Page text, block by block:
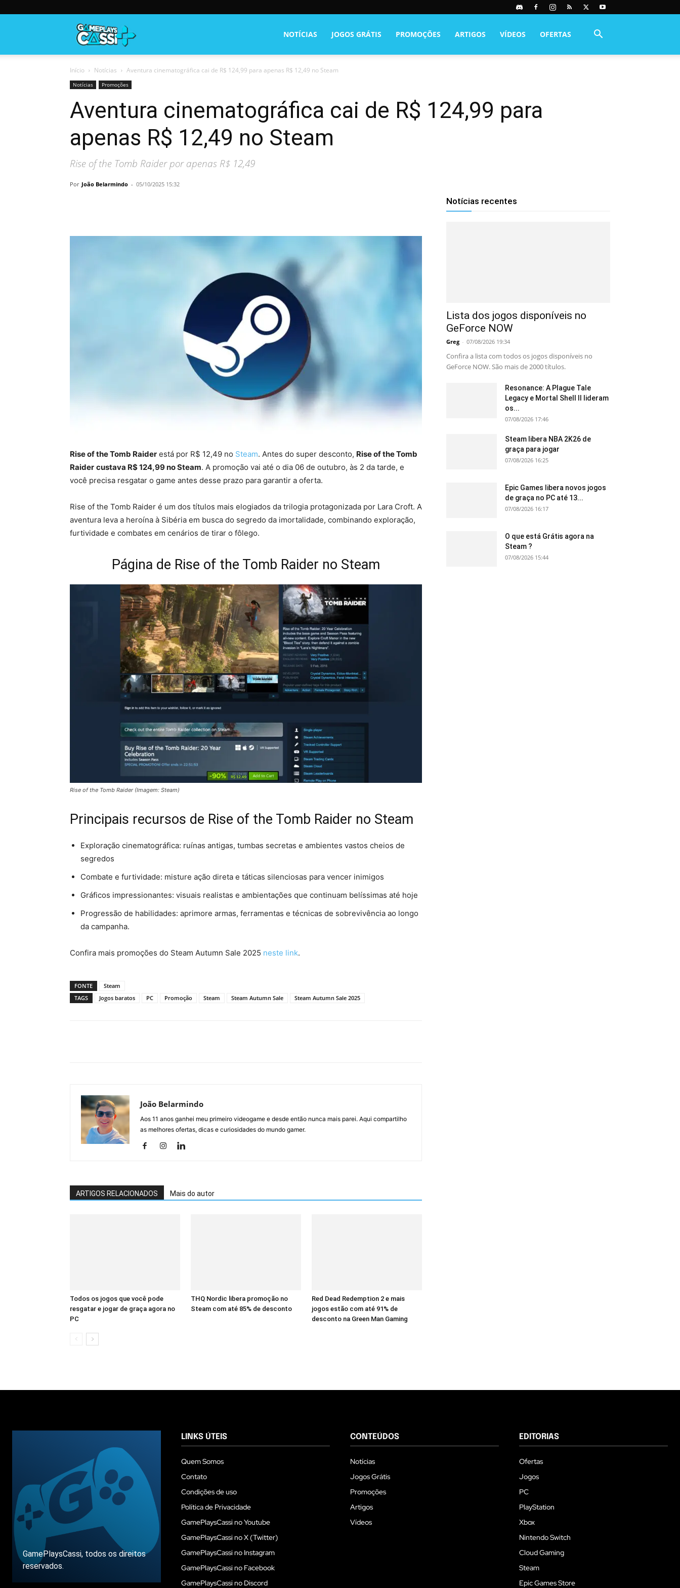
NOTÍCIAS JOGOS GRÁTIS PROMOÇÕES ARTIGOS VÍDEOS OFERTAS
Início Notícias Aventura cinematográfica cai de R$ 124,99 para apenas R$ 12,49 no Steam
Notícias Promoções
Aventura cinematográfica cai de R$ 124,99 para
apenas R$ 12,49 no Steam
Rise of the Tomb Raider por apenas R$ 12,49
Por João Belarmindo - 05/10/2025 15:32
Rise of the Tomb Raider está por R$ 12,49 no Steam. Antes do super desconto, Rise of the Tomb
Raider custava R$ 124,99 no Steam. A promoção vai até o dia 06 de outubro, às 2 da tarde, e
você precisa resgatar o game antes desse prazo para garantir a oferta.
Rise of the Tomb Raider é um dos títulos mais elogiados da trilogia protagonizada por Lara Croft. A
aventura leva a heroína à Sibéria em busca do segredo da imortalidade, combinando exploração,
furtividade e combates em cenários de tirar o fôlego.
Página de Rise of the Tomb Raider no Steam
Rise of the Tomb Raider (Imagem: Steam)
Principais recursos de Rise of the Tomb Raider no Steam
Exploração cinematográfica: ruínas antigas, tumbas secretas e ambientes vastos cheios de
segredos
Combate e furtividade: misture ação direta e táticas silenciosas para vencer inimigos
Gráficos impressionantes: visuais realistas e ambientações que continuam belíssimas até hoje
Progressão de habilidades: aprimore armas, ferramentas e técnicas de sobrevivência ao longo
da campanha.
Confira mais promoções do Steam Autumn Sale 2025 neste link.
FONTE
Steam
TAGS
Jogos baratos PC Promoção Steam Steam Autumn Sale Steam Autumn Sale 2025
João Belarmindo
Aos 11 anos ganhei meu primeiro videogame e desde então nunca mais parei. Aqui compartilho
as melhores ofertas, dicas e curiosidades do mundo gamer.
ARTIGOS RELACIONADOS Mais do autor
Todos os jogos que você pode
resgatar e jogar de graça agora no
PC
THQ Nordic libera promoção no
Steam com até 85% de desconto
Red Dead Redemption 2 e mais
jogos estão com até 91% de
desconto na Green Man Gaming
Notícias recentes
Lista dos jogos disponíveis no
GeForce NOW
Greg - 07/08/2026 19:34
Confira a lista com todos os jogos disponíveis no
GeForce NOW. São mais de 2000 títulos.
Resonance: A Plague Tale
Legacy e Mortal Shell II lideram
os...
07/08/2026 17:46
Steam libera NBA 2K26 de
graça para jogar
07/08/2026 16:25
Epic Games libera novos jogos
de graça no PC até 13...
07/08/2026 16:17
O que está Grátis agora na
Steam ?
07/08/2026 15:44
GamePlaysCassi, todos os direitos
reservados.
LINKS ÚTEIS
Quem Somos
Contato
Condições de uso
Política de Privacidade
GamePlaysCassi no Youtube
GamePlaysCassi no X (Twitter)
GamePlaysCassi no Instagram
GamePlaysCassi no Facebook
GamePlaysCassi no Discord
CONTEÚDOS
Notícias
Jogos Grátis
Promoções
Artigos
Vídeos
EDITORIAS
Ofertas
Jogos
PC
PlayStation
Xbox
Nintendo Switch
Cloud Gaming
Steam
Epic Games Store